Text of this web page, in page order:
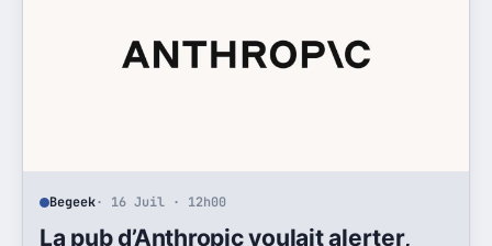
Begeek· 16 Juil · 12h00
La pub d’Anthropic voulait alerter,